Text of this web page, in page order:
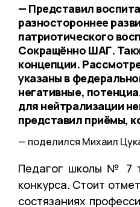
— Представил
разностороннее
патриотического
Сокращённо ШАГ.
концепции.
указаны в
негативные,
для нейтрализации
представил приёмы,
поделился Михаил
Педагог школы № 7
конкурса. Стоит
состязаниях